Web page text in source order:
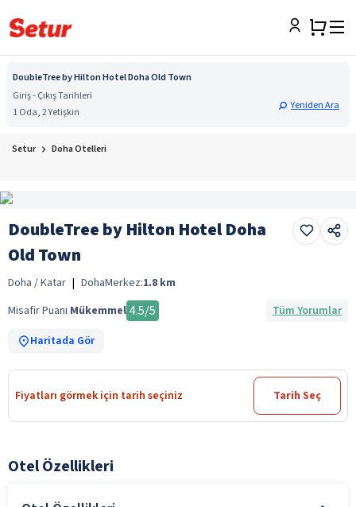
DoubleTree by Hilton Hotel Doha Old Town
Giriş - Çıkış Tarihleri
1 Oda, 2 Yetişkin
Yeniden Ara
Setur Doha Otelleri
DoubleTree by Hilton Hotel Doha
Old Town
Doha / Katar | DohaMerkez:1.8 km
Misafir Puanı Mükemmel 4.5/5
Tüm Yorumlar
Haritada Gör
Fiyatları görmek için tarih seçiniz Tarih Seç
Otel Özellikleri